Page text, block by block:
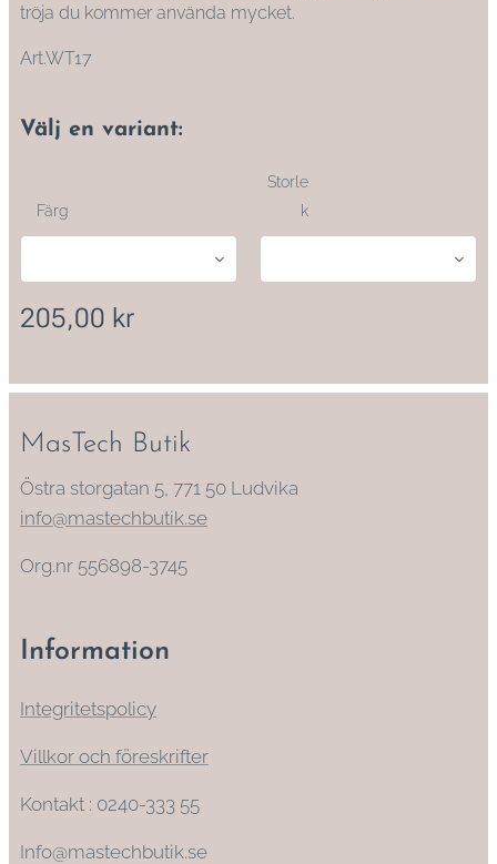
tröja du kommer använda mycket.
Art.WT17
Välj en variant:
Färg
Storle
k
205,00 kr
MasTech Butik
Östra storgatan 5, 771 50 Ludvika
info@mastechbutik.se
Org.nr 556898-3745
Information
Integritetspolicy
Villkor och föreskrifter
Kontakt : 0240-333 55
Info@mastechbutik.se